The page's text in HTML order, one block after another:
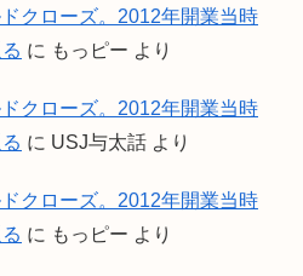
クローズ。2012年開業当時
に もっピー より
クローズ。2012年開業当時
に USJ与太話 より
クローズ。2012年開業当時
に もっピー より